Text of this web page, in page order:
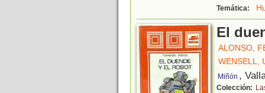
Temática:
El
ALONSO,
WENSELL,
Miñón ,
Colección: